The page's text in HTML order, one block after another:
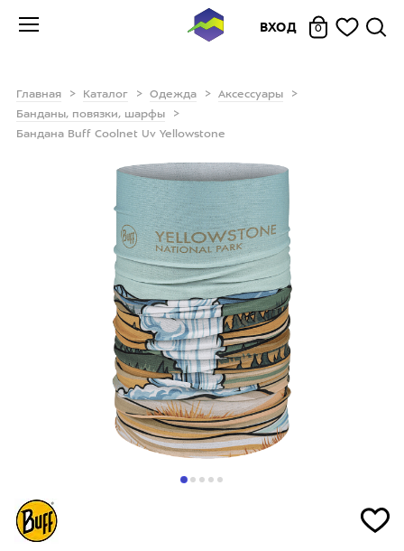
ВХОД 0
Главная Каталог Одежда
Аксессуары
Банданы, повязки, шарфы
Бандана Buff Coolnet Uv Yellowstone